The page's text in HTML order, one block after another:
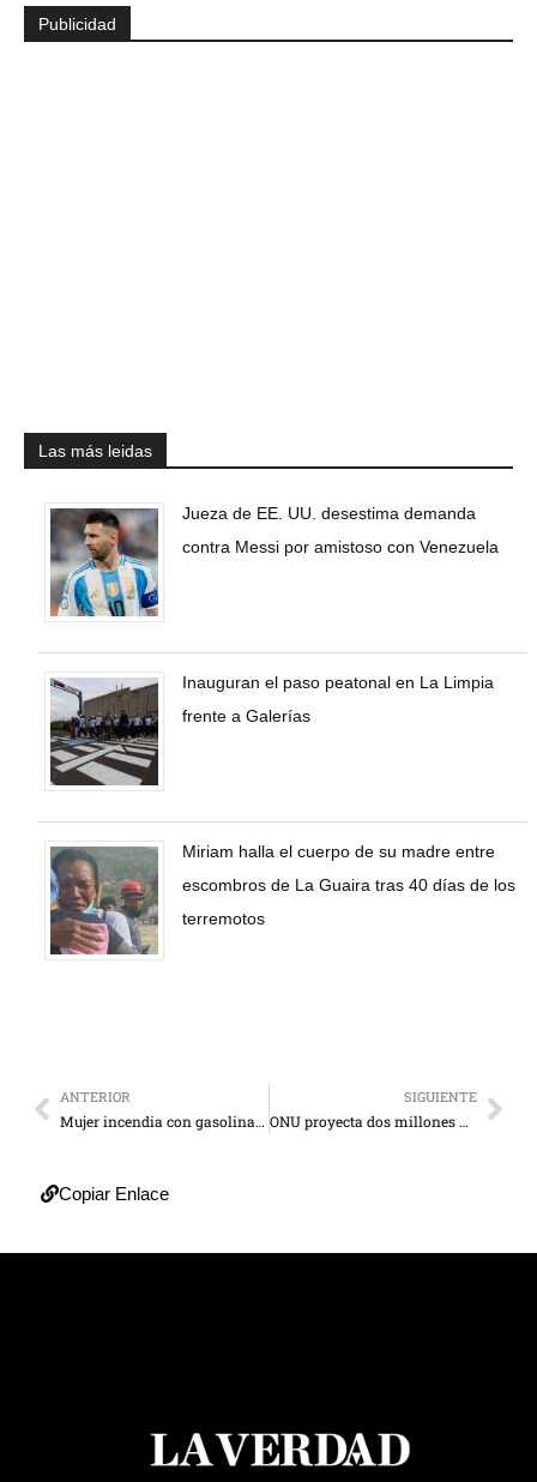
Publicidad
Las más leidas
Jueza de EE. UU. desestima demanda
contra Messi por amistoso con Venezuela
Inauguran el paso peatonal en La Limpia
frente a Galerías
Miriam halla el cuerpo de su madre entre
escombros de La Guaira tras 40 días de los
terremotos
ANTERIOR
Mujer incendia con gasolina a su hija de cinco años
SIGUIENTE
ONU proyecta dos millones más de migrantes en el 2019
Copiar Enlace